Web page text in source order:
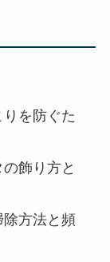
を防ぐた
飾り方と
方法と頻